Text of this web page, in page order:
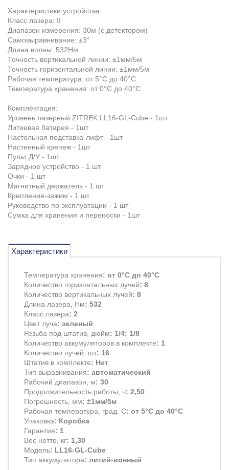
Характеристики устройства:
Класс лазера: II
Диапазон измерения: 30м (с детектором)
Самовыравнивание: ±3°
Длина волны: 532Нм
Точность вертикальной линии: ±1мм/5м
Точность горизонтальной линии: ±1мм/5м
Рабочая температура: от 5°С до 40°С
Температура хранения: от 0°С до 40°С
Комплектация:
Уровень лазерный ZITREK LL16-GL-Cube - 1шт
Литиевая батарея - 1шт
Настольная подставка-лифт - 1шт
Настенный крепеж - 1шт
Пульт Д/У - 1шт
Зарядное устройство - 1 шт
Очки - 1 шт
Магнитный держатель - 1 шт
Крепление-зажим - 1 шт
Руководство по эксплуатации - 1 шт
Сумка для хранения и переноски - 1шт
Характеристики
Температура хранения: от 0°С до 40°С
Количество горизонтальных лучей: 8
Количество вертикальных лучей: 8
Длина лазера, Нм: 532
Класс лазера: 2
Цвет луча: зеленый
Резьба под штатив, дюйм: 1/4; 1/8
Количество аккумуляторов в комплекте: 1
Количество лучей, шт: 16
Штатив в комплекте: Нет
Тип выравнивания: автоматический
Рабочий диапазон, м: 30
Продолжительность работы, ч: 2,50
Погрешность, мм: ±1мм/5м
Рабочая температура, град. С: от 5°С до 40°С
Упаковка: Коробка
Гарантия: 1
Вес нетто, кг: 1,30
Модель: LL16-GL-Cube
Тип аккумулятора: литий-ионный